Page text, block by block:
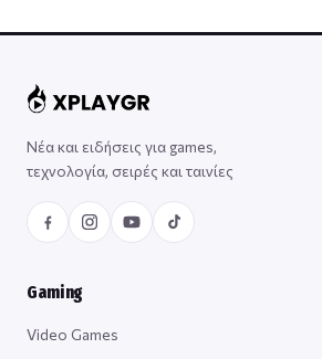
Νέα και ειδήσεις για games,
τεχνολογία, σειρές και ταινίες
Gaming
Video Games